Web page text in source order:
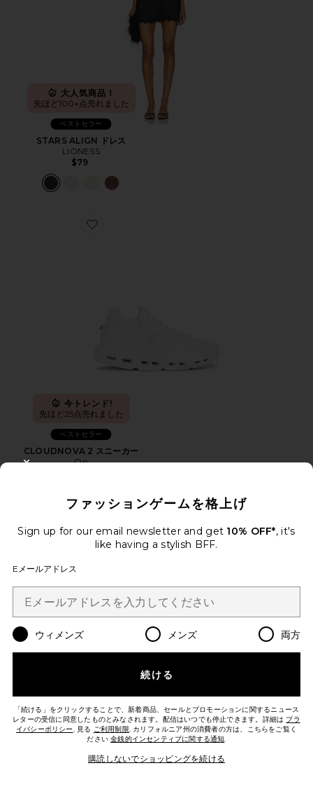
大人気商品！
先ほど100+点売れました
ベストセラー
STARS ALIGN ドレス
LIONESS
$79
Favorite CLOUDNOVA 2 スニーカー
今トレンド!
先ほど25点売れました
ベストセラー
CLOUDNOVA 2 スニーカー
On
CRYSTAL SIGNATURE SOFT
TABBY 約66CM ショルダーバッグ
Coach
ファッションゲームを格上げ
Sign up for our email newsletter and get 10% OFF*, it's
like having a stylish BFF.
Eメールアドレス
ウィメンズ メンズ 両方
続ける
「続ける」をクリックすることで、新着商品、セールとプロモーションに関するニュース
レターの受信に同意したものとみなされます。配信はいつでも停止できます。詳細は プラ
イバシーポリシー. 見る ご利用制限. カリフォルニア州の消費者の方は、こちらをご覧く
ださい金銭的インセンティブに関する通知.
購読しないでショッピングを続ける